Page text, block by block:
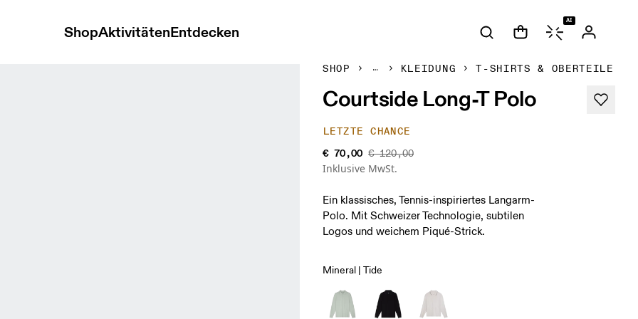
ShopAktivitätenEntdecken
AI
SHOP KLEIDUNG T-SHIRTS & OBERTEILE
Courtside Long-T Polo
LETZTE CHANCE
€ 70,00 € 120,00
Inklusive MwSt.
Ein klassisches, Tennis-inspiriertes Langarm-
Polo. Mit Schweizer Technologie, subtilen
Logos und weichem Piqué-Strick.
Mineral | Tide